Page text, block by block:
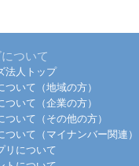
ついて
法人トップ
ついて（地域の方）
ついて（企業の方）
ついて（その他の方）
ついて（マイナンバー関連）
リについて